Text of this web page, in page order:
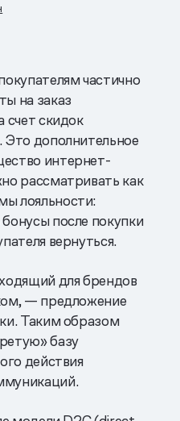
частично
на заказ
счет скидок
дополнительное
интернет-
рассматривать как
лояльности:
после покупки
вернуться.
для брендов
— предложение
Таким образом
базу
действия